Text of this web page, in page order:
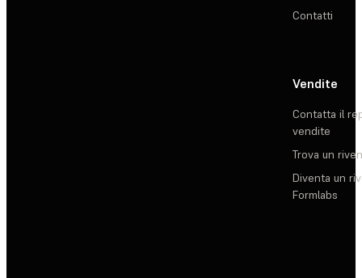
Contatti
Vendite
Contatta il
vendite
Trova un
Diventa un
Formlabs